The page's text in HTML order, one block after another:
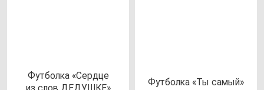
Фут­бол­ка «Сер­дце
Фут­бол­ка «Ты са­мый»